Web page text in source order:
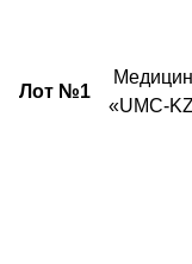
Лот №1
«UMC-